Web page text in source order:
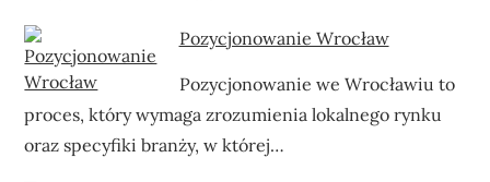
Pozycjonowanie Wrocław
Pozycjonowanie we Wrocławiu to
proces, który wymaga zrozumienia lokalnego rynku
oraz specyfiki branży, w której…